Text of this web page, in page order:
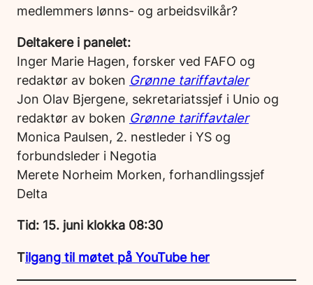
medlemmers lønns- og arbeidsvilkår?
Deltakere i panelet:
Inger Marie Hagen, forsker ved FAFO og
redaktør av boken Grønne tariffavtaler
Jon Olav Bjergene, sekretariatssjef i Unio og
redaktør av boken Grønne tariffavtaler
Monica Paulsen, 2. nestleder i YS og
forbundsleder i Negotia
Merete Norheim Morken, forhandlingssjef
Delta
Tid: 15. juni klokka 08:30
Tilgang til møtet på YouTube her